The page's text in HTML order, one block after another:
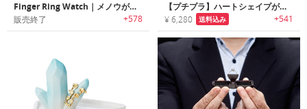
Finger Ring Watch｜メノウがポイントのフィンガーリングウォッチ
販売終了 +578
【プチプラ】ハートシェイプがキュートなオパールリング
¥ 6,280 送料込み +541